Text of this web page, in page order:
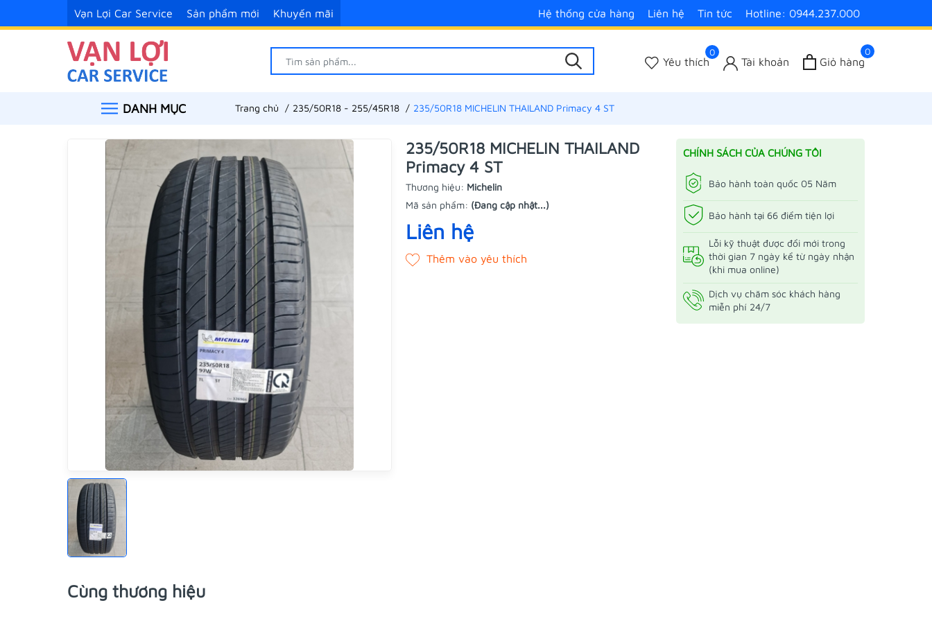
Vạn Lợi Car Service Sản phẩm mới Khuyến mãi Hệ thống cửa hàng Liên hệ Tin tức Hotline: 0944.237.000
0
Yêu thích Tài khoản
0
Giỏ hàng
DANH MỤC Trang chủ 235/50R18 - 255/45R18 235/50R18 MICHELIN THAILAND Primacy 4 ST
235/50R18 MICHELIN THAILAND
Primacy 4 ST
Thương hiệu: Michelin
Mã sản phẩm: (Đang cập nhật...)
Liên hệ
CHÍNH SÁCH CỦA CHÚNG TÔI
Bảo hành toàn quốc 05 Năm
Bảo hành tại 66 điểm tiện lợi
Lỗi kỹ thuật được đổi mới trong
thời gian 7 ngày kể từ ngày nhận
(khi mua online)
Dịch vụ chăm sóc khách hàng
miễn phí 24/7
Cùng thương hiệu